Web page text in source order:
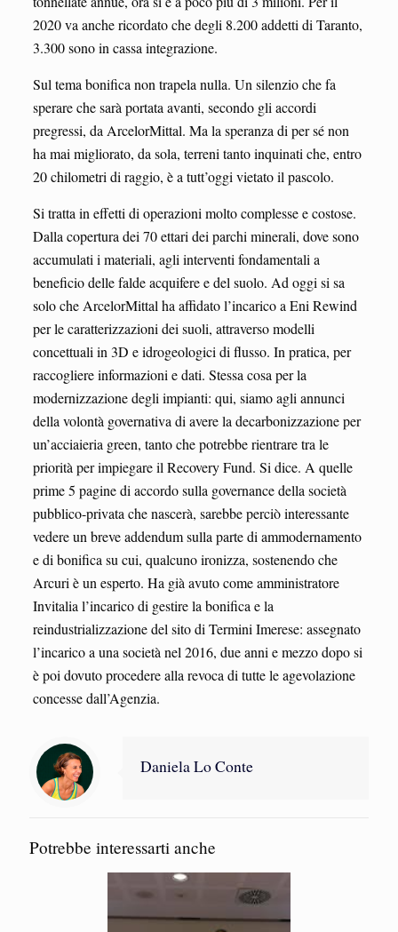
2020 va anche ricordato che degli 8.200 addetti di Taranto,
3.300 sono in cassa integrazione.
Sul tema bonifica non trapela nulla. Un silenzio che fa
sperare che sarà portata avanti, secondo gli accordi
pregressi, da ArcelorMittal. Ma la speranza di per sé non
ha mai migliorato, da sola, terreni tanto inquinati che, entro
20 chilometri di raggio, è a tutt’oggi vietato il pascolo.
Si tratta in effetti di operazioni molto complesse e costose.
Dalla copertura dei 70 ettari dei parchi minerali, dove sono
accumulati i materiali, agli interventi fondamentali a
beneficio delle falde acquifere e del suolo. Ad oggi si sa
solo che ArcelorMittal ha affidato l’incarico a Eni Rewind
per le caratterizzazioni dei suoli, attraverso modelli
concettuali in 3D e idrogeologici di flusso. In pratica, per
raccogliere informazioni e dati. Stessa cosa per la
modernizzazione degli impianti: qui, siamo agli annunci
della volontà governativa di avere la decarbonizzazione per
un’acciaieria green, tanto che potrebbe rientrare tra le
priorità per impiegare il Recovery Fund. Si dice. A quelle
prime 5 pagine di accordo sulla governance della società
pubblico-privata che nascerà, sarebbe perciò interessante
vedere un breve addendum sulla parte di ammodernamento
e di bonifica su cui, qualcuno ironizza, sostenendo che
Arcuri è un esperto. Ha già avuto come amministratore
Invitalia l’incarico di gestire la bonifica e la
reindustrializzazione del sito di Termini Imerese: assegnato
l’incarico a una società nel 2016, due anni e mezzo dopo si
è poi dovuto procedere alla revoca di tutte le agevolazione
concesse dall’Agenzia.
Daniela Lo Conte
Potrebbe interessarti anche